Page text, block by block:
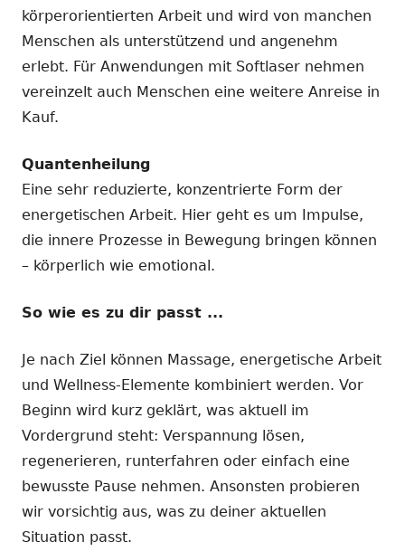
körperorientierten Arbeit und wird von manchen
Menschen als unterstützend und angenehm
erlebt. Für Anwendungen mit Softlaser nehmen
vereinzelt auch Menschen eine weitere Anreise in
Kauf.
Quantenheilung
Eine sehr reduzierte, konzentrierte Form der
energetischen Arbeit. Hier geht es um Impulse,
die innere Prozesse in Bewegung bringen können
– körperlich wie emotional.
So wie es zu dir passt ...
Je nach Ziel können Massage, energetische Arbeit
und Wellness-Elemente kombiniert werden. Vor
Beginn wird kurz geklärt, was aktuell im
Vordergrund steht: Verspannung lösen,
regenerieren, runterfahren oder einfach eine
bewusste Pause nehmen. Ansonsten probieren
wir vorsichtig aus, was zu deiner aktuellen
Situation passt.